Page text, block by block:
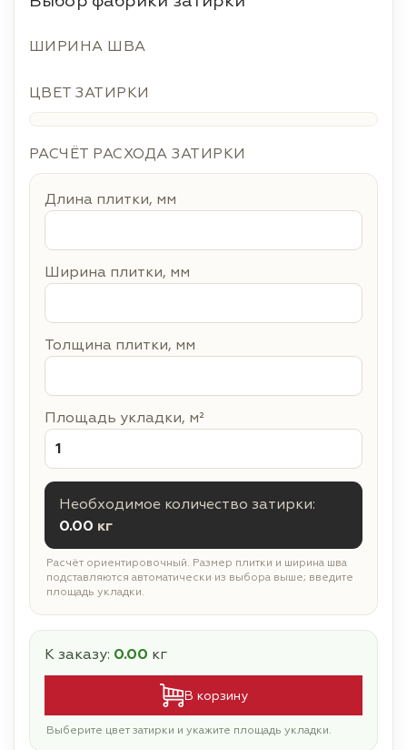
ШИРИНА ШВА
ЦВЕТ ЗАТИРКИ
РАСЧЁТ РАСХОДА ЗАТИРКИ
Длина плитки, мм
Ширина плитки, мм
Толщина плитки, мм
Площадь укладки, м²
Необходимое количество затирки:
0.00 кг
Расчёт ориентировочный. Размер плитки и ширина шва
подставляются автоматически из выбора выше; введите
площадь укладки.
К заказу: 0.00 кг
В корзину
Выберите цвет затирки и укажите площадь укладки.